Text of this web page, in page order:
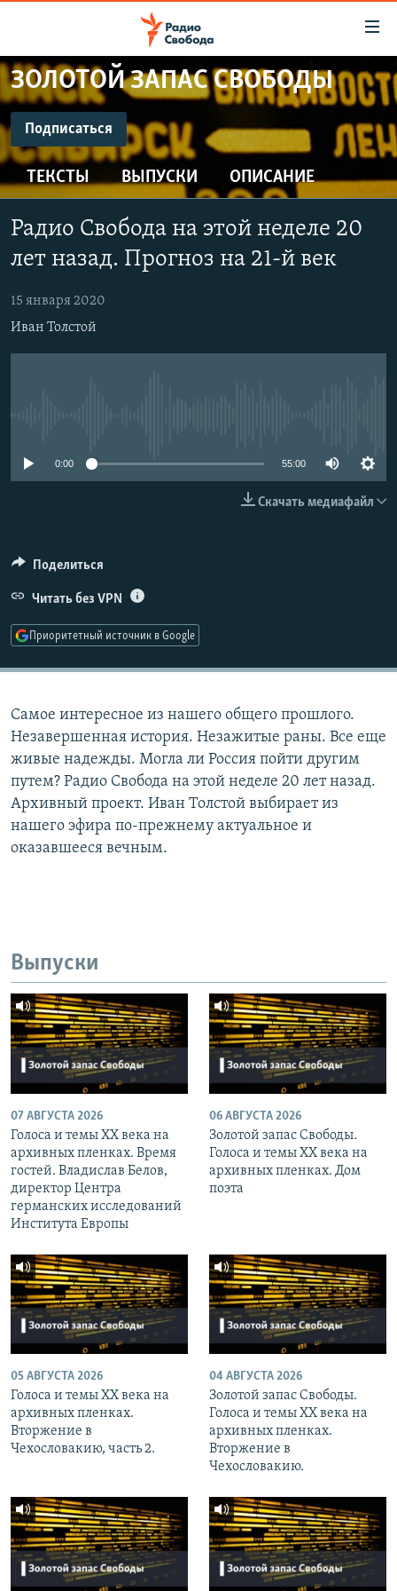
упрощенного
доступа
Вернуться
к
основному
содержанию
Вернутся
главной
Вернутся
поиску
ПРОГРАММЫ
ПОДКАСТЫ
АВТОРСКИЕ ПРОЕКТЫ
ЦИТАТЫ СВОБОДЫ
МНЕНИЯ
КУЛЬТУРА
КАВКАЗ.РЕАЛИИ
СЕВЕР.РЕАЛИИ
ЗОЛОТОЙ ЗАПАС СВОБОДЫ
Подписаться
ПОДПИСАТЬСЯ
Подписаться
ТЕКСТЫ ВЫПУСКИ ОПИСАНИЕ
Радио Свобода на этой неделе 20
лет назад. Прогноз на 21-й век
15 января 2020
Иван Толстой
0:00 55:00
Скачать медиафайл
Поделиться
Читать без VPN
Приоритетный источник в Google
Самое интересное из нашего общего прошлого.
Незавершенная история. Незажитые раны. Все еще
живые надежды. Могла ли Россия пойти другим
путем? Радио Свобода на этой неделе 20 лет назад.
Архивный проект. Иван Толстой выбирает из
нашего эфира по-прежнему актуальное и
оказавшееся вечным.
Выпуски
07 АВГУСТА 2026
Голоса и темы XX века на
архивных пленках. Время
гостей. Владислав Белов,
директор Центра
германских исследований
Института Европы
06 АВГУСТА 2026
Золотой запас Свободы.
Голоса и темы XX века на
архивных пленках. Дом
поэта
05 АВГУСТА 2026
Голоса и темы XX века на
архивных пленках.
Вторжение в
Чехословакию, часть 2.
04 АВГУСТА 2026
Золотой запас Свободы.
Голоса и темы XX века на
архивных пленках.
Вторжение в
Чехословакию.